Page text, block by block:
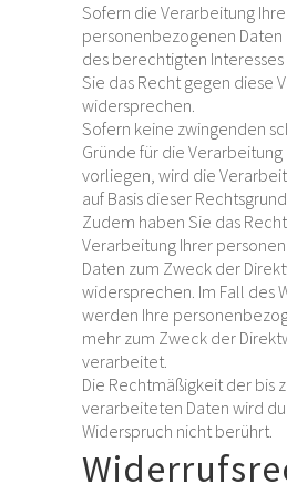
Sofern die Verarbeitung
personenbezogenen Daten
des berechtigten
Sie das Recht gegen diese
widersprechen.
Sofern keine zwingenden
Gründe für die
vorliegen, wird die
auf Basis dieser
Zudem haben Sie das
Verarbeitung Ihrer
Daten zum Zweck der
widersprechen. Im Fall des
werden Ihre
mehr zum Zweck der
verarbeitet.
Die Rechtmäßigkeit der bis
verarbeiteten Daten wird
Widerspruch nicht berührt.